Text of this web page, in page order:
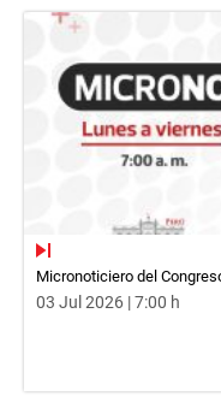
Micronoticiero del
03 Jul 2026 | 7:00 h